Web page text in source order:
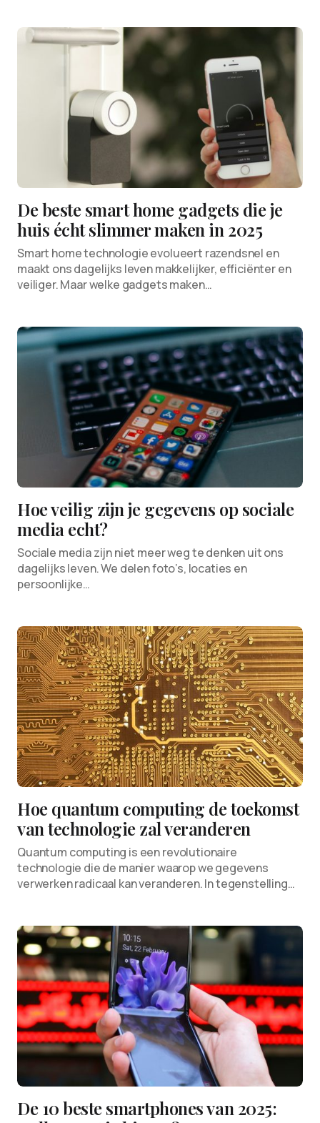
De beste smart home gadgets die je
huis écht slimmer maken in 2025
Smart home technologie evolueert razendsnel en
maakt ons dagelijks leven makkelijker, efficiënter en
veiliger. Maar welke gadgets maken…
Hoe veilig zijn je gegevens op sociale
media echt?
Sociale media zijn niet meer weg te denken uit ons
dagelijks leven. We delen foto’s, locaties en
persoonlijke…
Hoe quantum computing de toekomst
van technologie zal veranderen
Quantum computing is een revolutionaire
technologie die de manier waarop we gegevens
verwerken radicaal kan veranderen. In tegenstelling…
De 10 beste smartphones van 2025: